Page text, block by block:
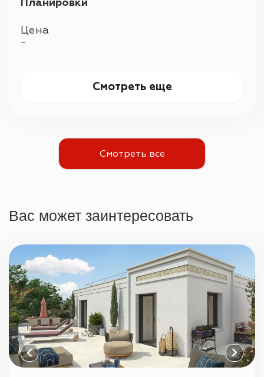
Цена
—
Смотреть еще
Смотреть все
Вас может заинтересовать